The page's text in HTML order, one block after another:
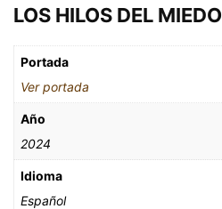
LOS HILOS DEL MIEDO
Portada
Ver portada
Año
2024
Idioma
Español